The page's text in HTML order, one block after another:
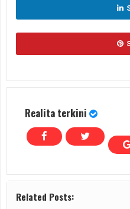
Realita terkini
Related Posts: